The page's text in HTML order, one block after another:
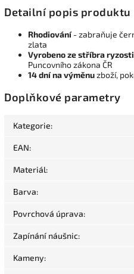
Detailní popis produktu
Rhodiování- zabraňuje
zlata
Vyrobeno ze stříbra
Puncovního zákona ČR
14 dní na výměnuzboží,
Doplňkové parametry
Kategorie:
EAN:
Materiál:
Barva:
Povrchová úprava:
Zapínání náušnic:
Kameny: